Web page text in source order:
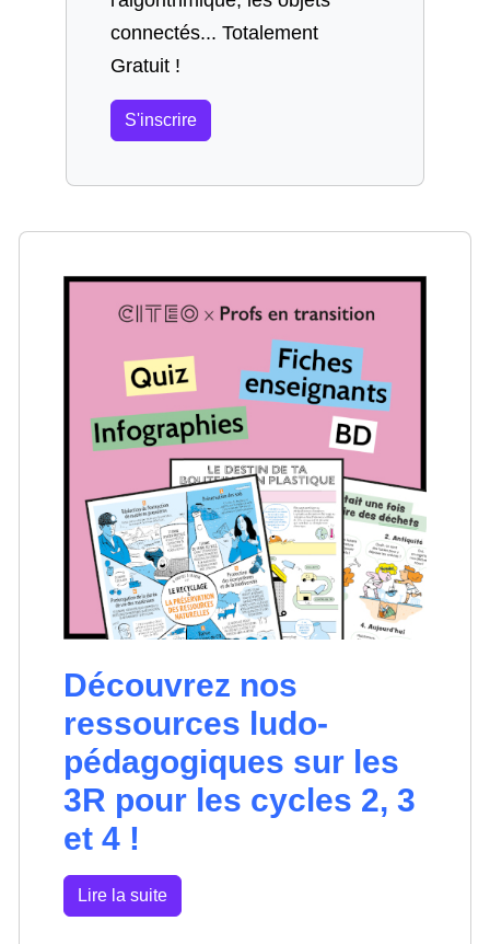
connectés... Totalement
Gratuit !
S'inscrire
Découvrez nos
ressources ludo-
pédagogiques sur les
3R pour les cycles 2, 3
et 4 !
Lire la suite